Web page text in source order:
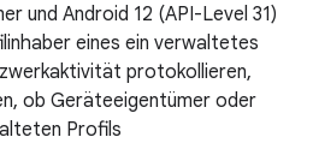
und Android 12 (API-Level 31)
eines ein verwaltetes
protokollieren,
ob Geräteeigentümer oder
Profils